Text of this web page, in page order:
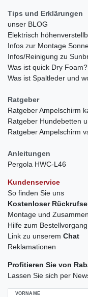
Tips und Erklärungen
unser BLOG
Elektrisch
Infos zur Montage
Infos/Reinigung zu
Was ist quick Dry Foam?
Was ist Spaltleder und
Ratgeber
Ratgeber Ampelschirm
Ratgeber Hundebetten
Ratgeber Ampelschirm
Anleitungen
Pergola HWC-L46
Kundenservice
So finden Sie uns
Kostenloser
Montage und
Hilfe zum Bestellvorgang
Link zu unserem Chat
Reklamationen
Profitieren Sie von
Lassen Sie sich per
VORNAME